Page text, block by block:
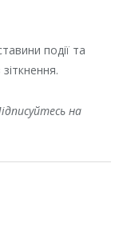
події та
на